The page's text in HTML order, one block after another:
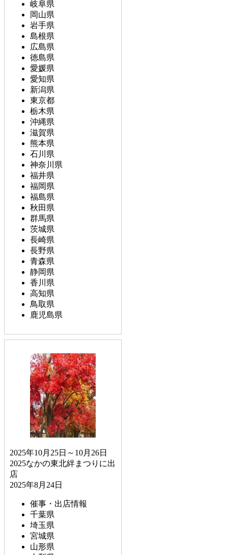
岐阜県
岡山県
岩手県
島根県
広島県
徳島県
愛媛県
愛知県
新潟県
東京都
栃木県
沖縄県
滋賀県
熊本県
石川県
神奈川県
福井県
福岡県
福島県
秋田県
群馬県
茨城県
長崎県
長野県
青森県
静岡県
香川県
高知県
鳥取県
鹿児島県
2025年10月25日～10月26日
2025なかの東北絆まつりに出
店
2025年8月24日
催事・出店情報
千葉県
埼玉県
宮城県
山形県